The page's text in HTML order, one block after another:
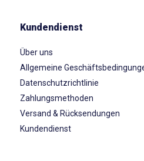
Kundendienst
Über uns
Allgemeine
Datenschutzrichtlinie
Zahlungsmethoden
Versand & Rücksendungen
Kundendienst